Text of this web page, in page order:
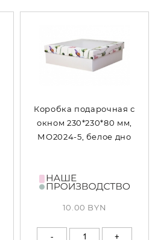
Коробка подарочная с
окном 230*230*80 мм,
МО2024-5, белое дно
10.00 BYN